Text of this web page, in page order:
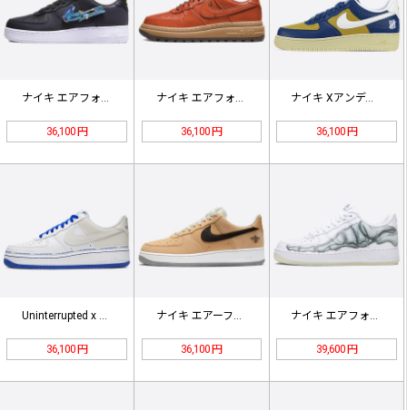
ナイキ エアフォース1'07Lv8"…
36,100 円
ナイキ エアフォース1ローラックス「…
36,100 円
ナイキ Xアンディフィートエアフォー…
36,100 円
Uninterrupted x ナイ…
36,100 円
ナイキ エアーフォース1「マンチェス…
36,100 円
ナイキ エアフォース1ロー'07 "…
39,600 円